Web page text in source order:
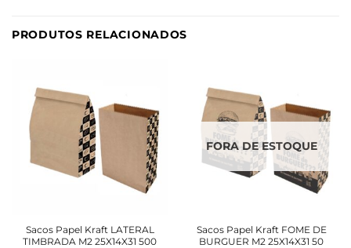
PRODUTOS RELACIONADOS
Sacos Papel Kraft LATERAL
TIMBRADA M2 25X14X31 500
FORA DE ESTOQUE
Sacos Papel Kraft FOME DE
BURGUER M2 25X14X31 50